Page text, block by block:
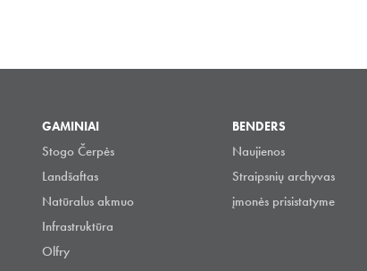
GAMINIAI
Stogo Čerpės
Landšaftas
Natūralus akmuo
Infrastruktūra
Olfry
BENDERS
Naujienos
Straipsnių archyvas
įmonės prisistatyme